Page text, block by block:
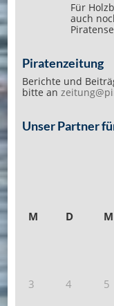
Für
auch
Piratenzeitung
Berichte und
bitte an
Unser Partner
M D M
3 4 5